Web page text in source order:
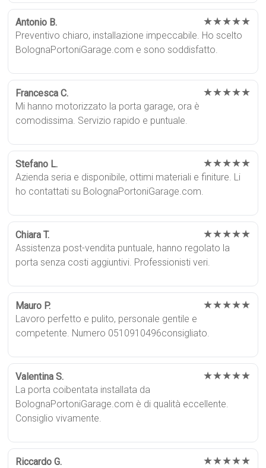
Antonio B. ★★★★★
Preventivo chiaro, installazione impeccabile. Ho scelto
BolognaPortoniGarage.com e sono soddisfatto.
Francesca C. ★★★★★
Mi hanno motorizzato la porta garage, ora è
comodissima. Servizio rapido e puntuale.
Stefano L. ★★★★★
Azienda seria e disponibile, ottimi materiali e finiture. Li
ho contattati su BolognaPortoniGarage.com.
Chiara T. ★★★★★
Assistenza post-vendita puntuale, hanno regolato la
porta senza costi aggiuntivi. Professionisti veri.
Mauro P. ★★★★★
Lavoro perfetto e pulito, personale gentile e
competente. Numero 0510910496consigliato.
Valentina S. ★★★★★
La porta coibentata installata da
BolognaPortoniGarage.com è di qualità eccellente.
Consiglio vivamente.
Riccardo G. ★★★★★